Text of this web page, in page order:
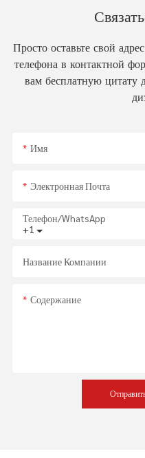
Просто оставьте свой
телефона в контактной
вам бесплатную цитату
Имя
Электронная Почта
+1
Телефон/WhatsApp
Название Компании
Содержание